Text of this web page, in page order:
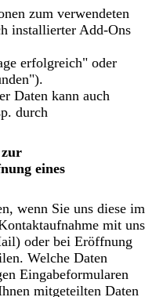
zum verwendeten
installierter Add-Ons
erfolgreich" oder
Daten kann auch
durch
eines
wenn Sie uns diese im
mit uns
oder bei Eröffnung
Welche Daten
Eingabeformularen
mitgeteilten Daten